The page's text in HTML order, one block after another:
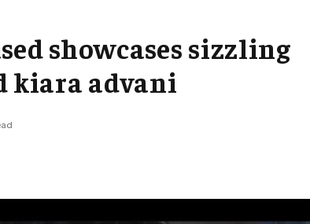
showcases sizzling
kiara advani